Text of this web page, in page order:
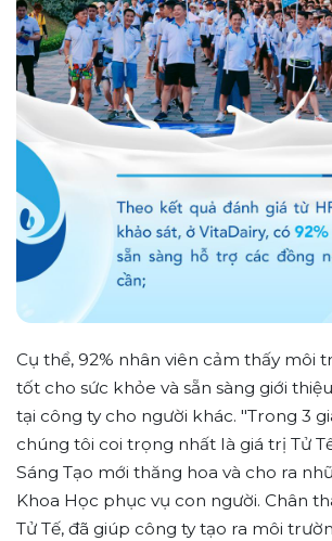
Cụ thể, 92% nhân viên cảm thấy môi
tốt cho sức khỏe và sẵn sàng giới
tại công ty cho người khác. "Trong 3
chúng tôi coi trọng nhất là giá trị Tử
Sáng Tạo mới thăng hoa và cho ra
Khoa Học phục vụ con người. Chân
Tử Tế, đã giúp công ty tạo ra môi